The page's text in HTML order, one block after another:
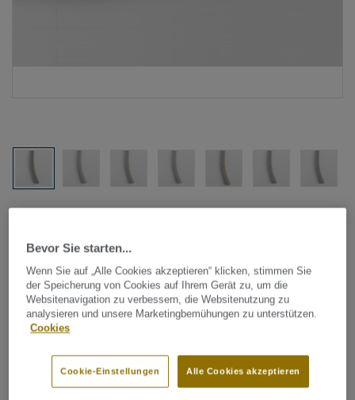
Tarkett Zubehör Komplettsortiment
Schweißschnur für PVC-Böden
- Unicoloured WHITE 0241
zweier PVC-Bahnen verwendet und sorgen für eine
wasserdichte und geschlossene Oberfläche, Grundlage für
Bevor Sie starten...
Wenn Sie auf „Alle Cookies akzeptieren“ klicken, stimmen Sie
der Speicherung von Cookies auf Ihrem Gerät zu, um die
Websitenavigation zu verbessern, die Websitenutzung zu
analysieren und unsere Marketingbemühungen zu unterstützen.
Cookies
Alle Cookies akzeptieren
Cookie-Einstellungen